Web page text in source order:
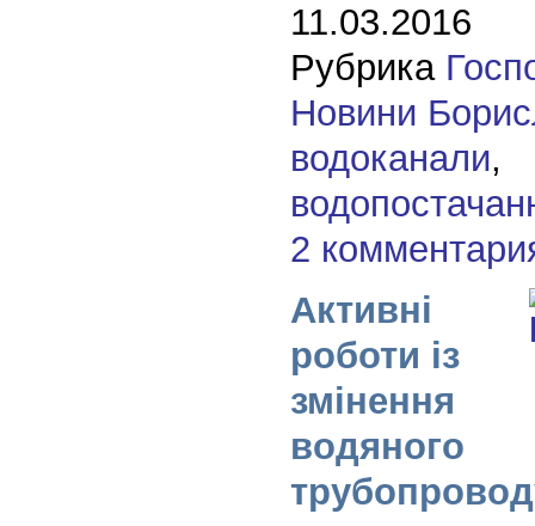
11.03.2016
Рубрика
Новини
водоканали,
2
Активні
роботи із
змінення
водяного